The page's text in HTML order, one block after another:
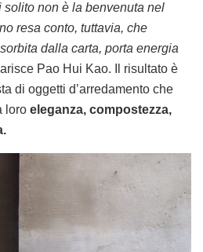
solito non è la benvenuta nel
resa conto, tuttavia, che
dalla carta, porta energia
Pao Hui Kao. Il risultato è
di oggetti d’arredamento che
loro eleganza, compostezza,